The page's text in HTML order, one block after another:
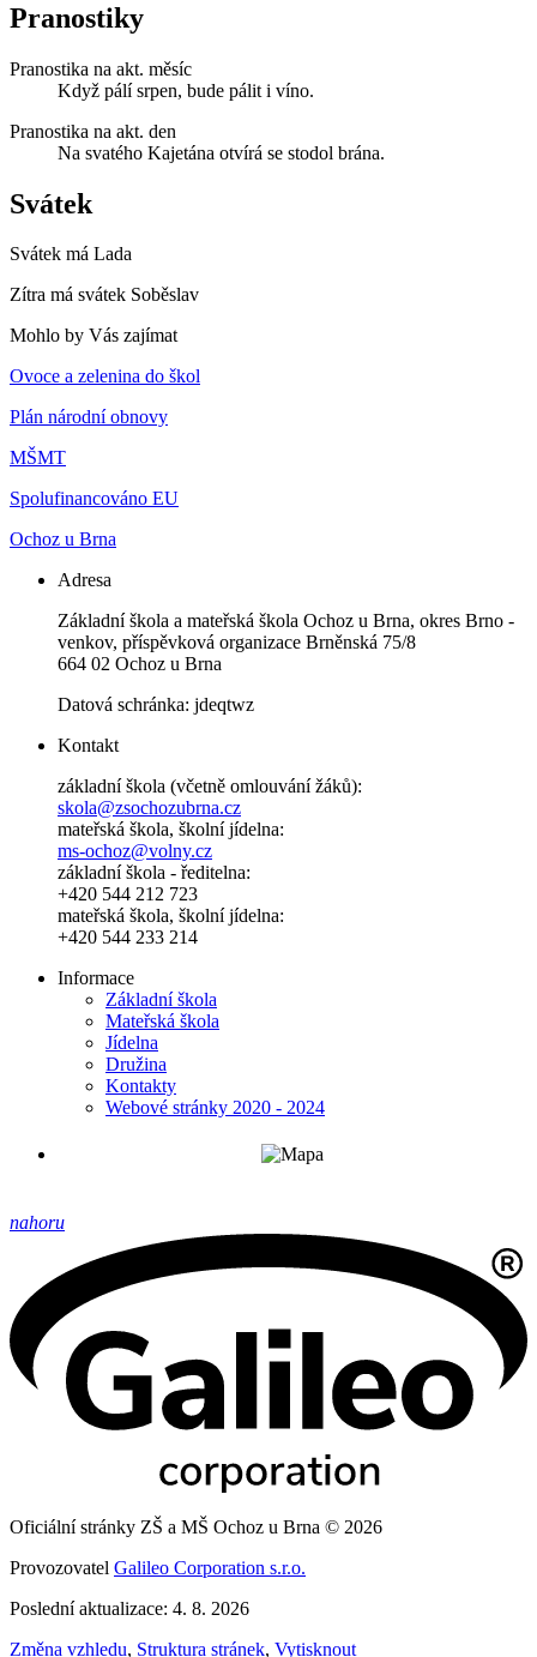
Pranostiky
Pranostika na akt. měsíc
Když pálí srpen, bude pálit i víno.
Pranostika na akt. den
Na svatého Kajetána otvírá se stodol brána.
Svátek
Svátek má Lada
Zítra má svátek Soběslav
Mohlo by Vás zajímat
Ovoce a zelenina do škol
Plán národní obnovy
MŠMT
Spolufinancováno EU
Ochoz u Brna
Adresa
Základní škola a mateřská škola Ochoz u Brna, okres Brno -
venkov, příspěvková organizace Brněnská 75/8
664 02 Ochoz u Brna
Datová schránka: jdeqtwz
Kontakt
základní škola (včetně omlouvání žáků):
skola@zsochozubrna.cz
mateřská škola, školní jídelna:
ms-ochoz@volny.cz
základní škola - ředitelna:
+420 544 212 723
mateřská škola, školní jídelna:
+420 544 233 214
Informace
Základní škola
Mateřská škola
Jídelna
Družina
Kontakty
Webové stránky 2020 - 2024
nahoru
Oficiální stránky ZŠ a MŠ Ochoz u Brna © 2026
Provozovatel Galileo Corporation s.r.o.
Poslední aktualizace: 4. 8. 2026
Změna vzhledu, Struktura stránek, Vytisknout